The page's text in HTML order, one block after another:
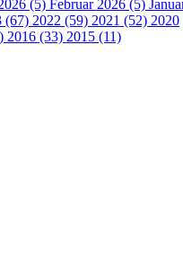
(5) Februar 2026 (5)
(67) 2022 (59) 2021 (52) 2020
2016 (33) 2015 (11)